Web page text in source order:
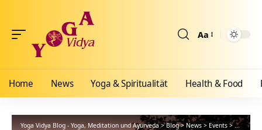
Aa
Home News Yoga & Spiritualität Health & Food
Yoga Vidya Blog - Yoga, Meditation und Ayurveda>Blog> News > Events >